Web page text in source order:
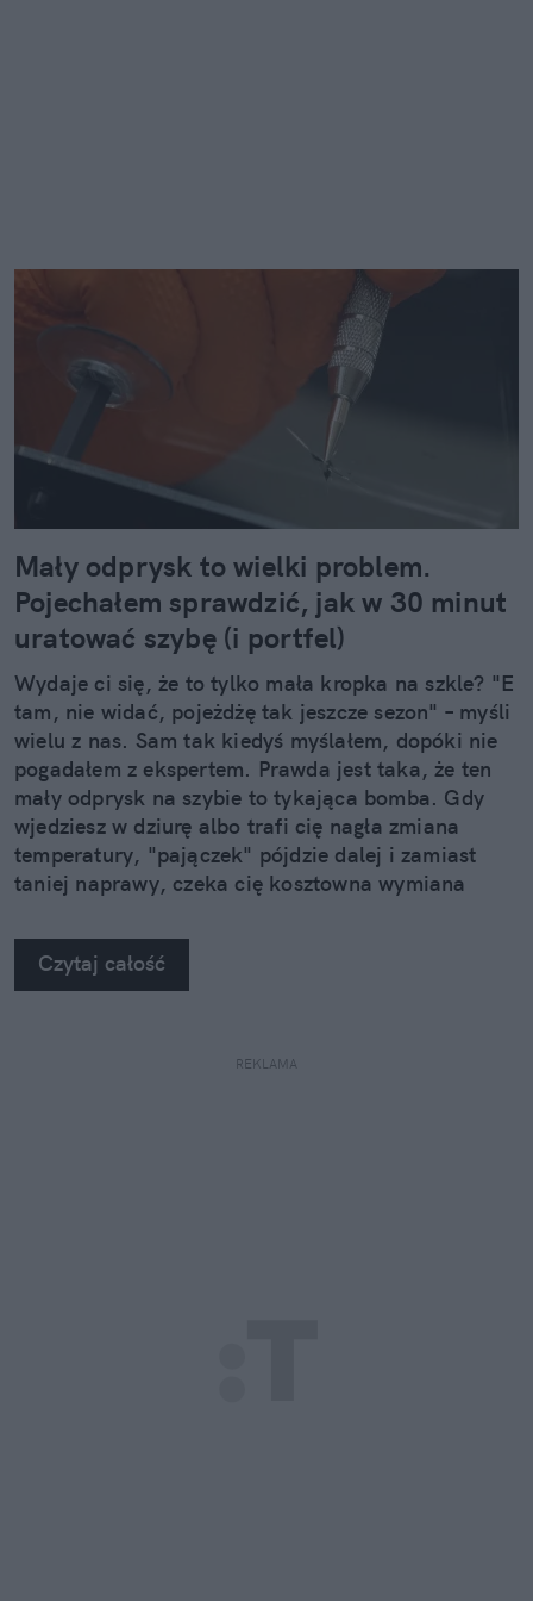
Mały odprysk to wielki problem.
Pojechałem sprawdzić, jak w 30 minut
uratować szybę (i portfel)
Wydaje ci się, że to tylko mała kropka na szkle? "E
tam, nie widać, pojeżdżę tak jeszcze sezon" – myśli
wielu z nas. Sam tak kiedyś myślałem, dopóki nie
pogadałem z ekspertem. Prawda jest taka, że ten
mały odprysk na szybie to tykająca bomba. Gdy
wjedziesz w dziurę albo trafi cię nagła zmiana
temperatury, "pajączek" pójdzie dalej i zamiast
taniej naprawy, czeka cię kosztowna wymiana
na własne oczy zobaczyć, jak profesjonaliści radzą
sobie z takimi uszkodzeniami.
Czytaj całość
REKLAMA